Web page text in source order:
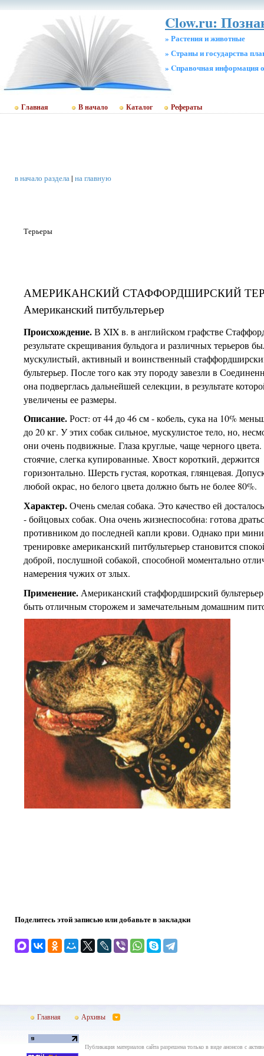
Clow.ru:
» Растения и животные
» Страны и государства
» Cправочная информация
Главная В начало Каталог Рефераты
в начало раздела| на главную
Терьеры
АМЕРИКАНСКИЙ СТАФФОРДШИРСКИЙ
Американский питбультерьер
Происхождение.В XIX в. в английском графстве
результате скрещивания бульдога и различных терьеров
мускулистый, активный и воинственный
бультерьер. После того как эту породу завезли в
она подверглась дальнейшей селекции, в результате
увеличены ее размеры.
Описание.Рост: от 44 до 46 см - кобель, сука на 10%
до 20 кг. У этих собак сильное, мускулистое тело, но,
они очень подвижные. Глаза круглые, чаще черного
стоячие, слегка купированные. Хвост короткий, держится
горизонтально. Шерсть густая, короткая, глянцевая.
любой окрас, но белого цвета должно быть не более 80%.
Характер.Очень смелая собака. Это качество ей
- бойцовых собак. Она очень жизнеспособна: готова
противником до последней капли крови. Однако при
тренировке американский питбультерьер становится
доброй, послушной собакой, способной моментально
намерения чужих от злых.
Применение. Американский стаффордширский
быть отличным сторожем и замечательным домашним
Поделитесь этой записью или добавьте в закладки
Главная Архивы
Публикация материалов сайта разрешена только в виде анонсов с